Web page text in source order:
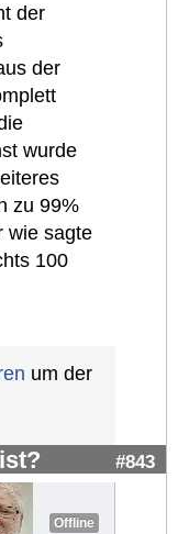
der
der
wurde
zu 99%
wie sagte
100
um der
#843
Offline